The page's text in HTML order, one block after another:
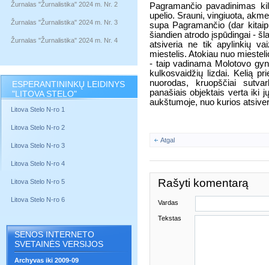
Žurnalas "Žurnalistika" 2024 m. Nr. 2
Žurnalas "Žurnalistika" 2024 m. Nr. 3
Žurnalas "Žurnalistika" 2024 m. Nr. 4
ESPERANTININKŲ LEIDINYS
"LITOVA STELO"
Litova Stelo N-ro 1
Litova Stelo N-ro 2
Litova Stelo N-ro 3
Litova Stelo N-ro 4
Litova Stelo N-ro 5
Litova Stelo N-ro 6
SENOS INTERNETO
SVETAINĖS VERSIJOS
Archyvas iki 2009-09
Pagramančio pavadinimas
upelio. Srauni, vingiuota,
supa Pagramančio (dar
šiandien atrodo įspūdingai -
atsiveria ne tik apylinkių
miestelis. Atokiau nuo
- taip vadinama Molotovo
kulkosvaidžių lizdai. Kelią
nuorodas, kruopščiai
panašiais objektais verta iki
aukštumoje, nuo kurios
Atgal
Rašyti komentarą
Vardas
Tekstas